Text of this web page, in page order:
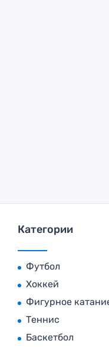
Категории
Футбол
Хоккей
Фигурное
Теннис
Баскетбол